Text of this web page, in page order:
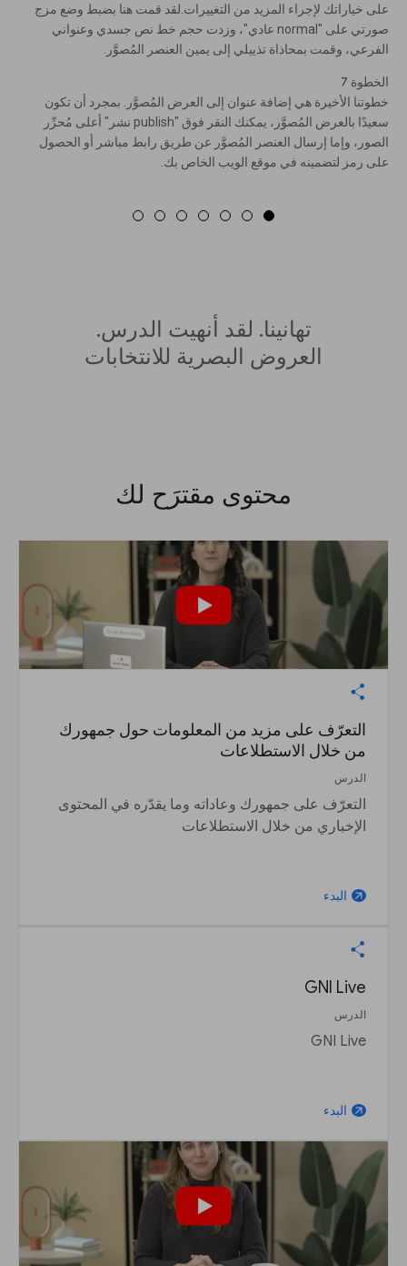
على خياراتك لإجراء المزيد من التغييرات.لقد قمت هنا بضبط وضع مزج
صورتي على "normal عادي"، وزدت حجم خط نص جسدي وعنواني
الفرعي، وقمت بمحاذاة تذييلي إلى يمين العنصر المُصوَّر.
الخطوة 7
خطوتنا الأخيرة هي إضافة عنوان إلى العرض المُصوَّر. بمجرد أن تكون
سعيدًا بالعرض المُصوَّر، يمكنك النقر فوق "publish نشر" أعلى مُحرِّر
الصور، وإما إرسال العنصر المُصوَّر عن طريق رابط مباشر أو الحصول
على رمز لتضمينه في موقع الويب الخاص بك.
تهانينا. لقد أنهيت الدرس.
العروض البصرية للانتخابات
محتوى مقترَح لك
التعرّف على مزيد من المعلومات حول جمهورك
من خلال الاستطلاعات
الدرس
التعرّف على جمهورك وعاداته وما يقدّره في المحتوى
الإخباري من خلال الاستطلاعات
arrow_outward البدء
GNI Live
الدرس
GNI Live
arrow_outward البدء